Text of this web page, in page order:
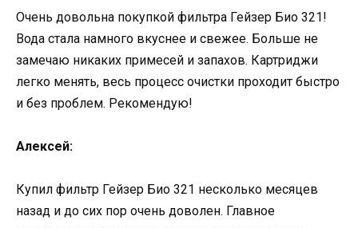
Очень довольна покупкой фильтра Гейзер Био 321!
Вода стала намного вкуснее и свежее. Больше не
замечаю никаких примесей и запахов. Картриджи
легко менять, весь процесс очистки проходит быстро
и без проблем. Рекомендую!
Алексей:
Купил фильтр Гейзер Био 321 несколько месяцев
назад и до сих пор очень доволен. Главное